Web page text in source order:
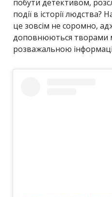
побути детективом,
події в історії людства?
це зовсім не соромно,
доповнюються творами
розважальною